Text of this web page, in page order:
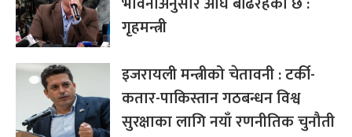
गृहमन्त्री
इजरायली मन्त्रीको चेतावनी : टर्की-
कतार-पाकिस्तान गठबन्धन विश्व
सुरक्षाका लागि नयाँ रणनीतिक चुनौती